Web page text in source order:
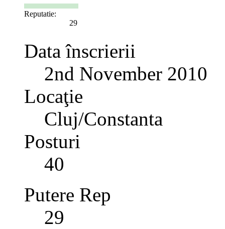
Reputatie:
29
Data înscrierii
2nd November 2010
Locaţie
Cluj/Constanta
Posturi
40
Putere Rep
29